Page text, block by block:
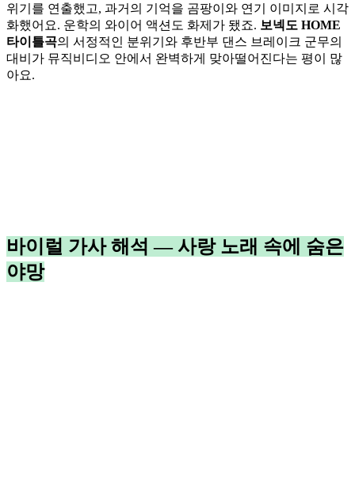
위기를 연출했고, 과거의 기억을 곰팡이와 연기 이미지로 시각
화했어요. 운학의 와이어 액션도 화제가 됐죠. 보넥도 HOME
타이틀곡의 서정적인 분위기와 후반부 댄스 브레이크 군무의
대비가 뮤직비디오 안에서 완벽하게 맞아떨어진다는 평이 많
아요.
바이럴 가사 해석 — 사랑 노래 속에 숨은
야망